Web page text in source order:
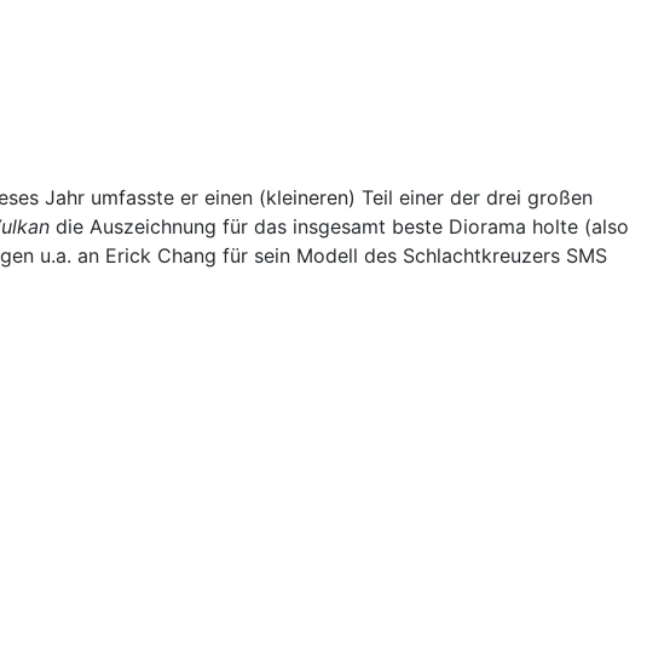
Jahr umfasste er einen (kleineren) Teil einer der drei großen
die Auszeichnung für das insgesamt beste Diorama holte (also
u.a. an Erick Chang für sein Modell des Schlachtkreuzers SMS